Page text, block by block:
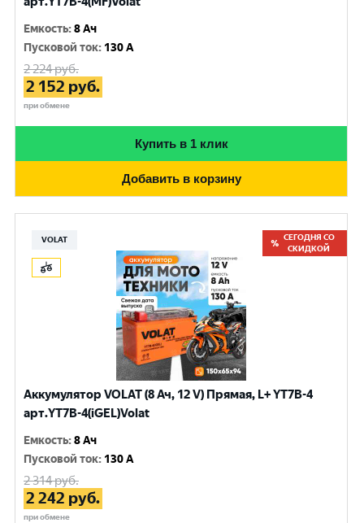
Емкость:8 Ач
Пусковой ток: 130 A
2 224руб.
2 152 руб.
при обмене
Купить в 1 клик
Добавить в корзину
VOLAT
СЕГОДНЯ СО
СКИДКОЙ
Аккумулятор VOLAT (8 Ач, 12 V) Прямая, L+ YT7B-4
арт.YT7B-4(iGEL)Volat
Емкость:8 Ач
Пусковой ток: 130 A
2 314руб.
2 242 руб.
при обмене